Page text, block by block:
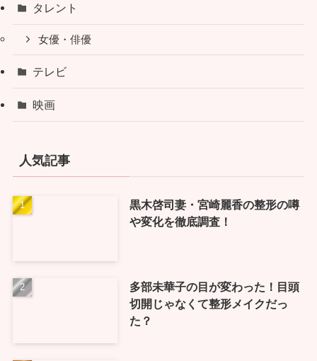
タレント
女優・俳優
テレビ
映画
人気記事
黒木啓司妻・宮崎麗香の整形の噂
や変化を徹底調査！
多部未華子の目が変わった！目頭
切開じゃなくて整形メイクだっ
た？